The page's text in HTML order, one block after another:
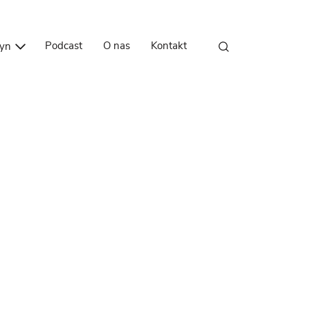
Podcast O nas Kontakt
Przejdź do treści